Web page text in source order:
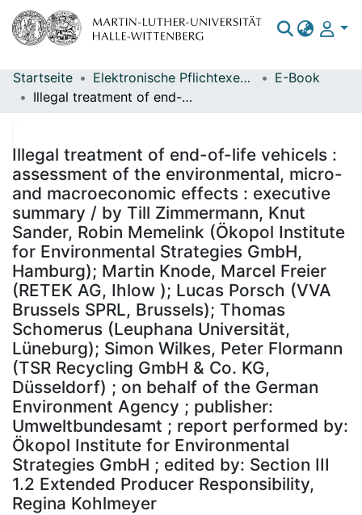
Bereiche & Sammlungen
Statistiken
Startseite Elektronische Pflichtexemplare
E-Book
Illegal treatment of end-of-life vehicels : assessment of the environmental, micro- and macroeconomic effects : executive summary / by Till Zimmermann, Knut Sander, Robin Memelink (Ökopol Institute for Environmental Strategies GmbH, Hamburg); Martin Knode, Marcel Freier (RETEK AG, Ihlow ); Lucas Porsch (VVA Brussels SPRL, Brussels); Thomas Schomerus (Leuphana Universität, Lüneburg); Simon Wilkes, Peter Flormann (TSR Recycling GmbH & Co. KG, Düsseldorf) ; on behalf of the German Environment Agency ; publisher: Umweltbundesamt ; report performed by: Ökopol Institute for Environmental Strategies GmbH ; edited by: Section III 1.2 Extended Producer Responsibility, Regina Kohlmeyer
Illegal treatment of end-of-life vehicels :
assessment of the environmental, micro-
and macroeconomic effects : executive
summary / by Till Zimmermann, Knut
Sander, Robin Memelink (Ökopol Institute
for Environmental Strategies GmbH,
Hamburg); Martin Knode, Marcel Freier
(RETEK AG, Ihlow ); Lucas Porsch (VVA
Brussels SPRL, Brussels); Thomas
Schomerus (Leuphana Universität,
Lüneburg); Simon Wilkes, Peter Flormann
(TSR Recycling GmbH & Co. KG,
Düsseldorf) ; on behalf of the German
Environment Agency ; publisher:
Umweltbundesamt ; report performed by:
Ökopol Institute for Environmental
Strategies GmbH ; edited by: Section III
1.2 Extended Producer Responsibility,
Regina Kohlmeyer